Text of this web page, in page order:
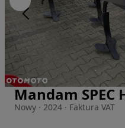
Zdjęcie 1 z 10
Mandam SPEC
Nowy · 2024 · Faktura VAT